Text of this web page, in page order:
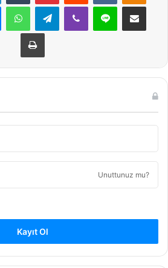
MessengerWhatsAppTelegramViber Line E-Posta ile
Yazdır
Unuttunuz mu?
Kayıt Ol